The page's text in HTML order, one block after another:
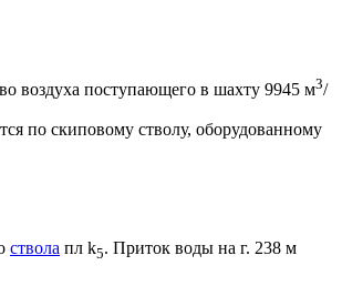
воздуха поступающего в шахту 9945 м3/
по скиповому стволу, оборудованному
ствола пл k5. Приток воды на г. 238 м